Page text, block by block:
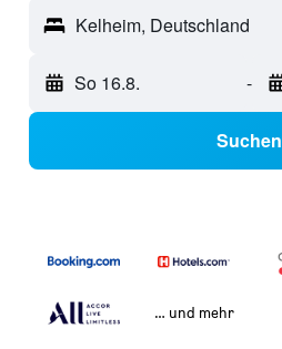
Kelheim, Deutschland
So 16.8. -
Suchen
… und mehr